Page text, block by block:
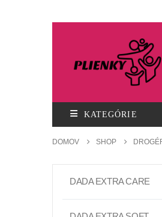
KATEGÓRIE
DOMOV SHOP
DADA EXTRA CARE